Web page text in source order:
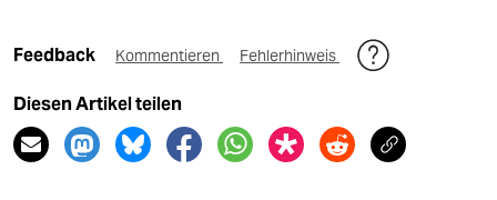
Feedback Kommentieren Fehlerhinweis
Diesen Artikel teilen